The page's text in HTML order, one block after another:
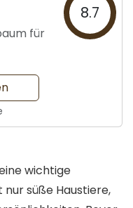
für
8.7
wichtige
nur süße Haustiere,